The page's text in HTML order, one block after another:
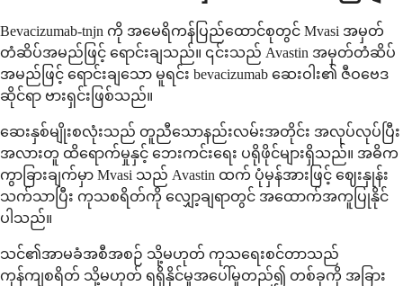
Bevacizumab-tnjn ကို အမေရိကန်ပြည်ထောင်စုတွင် Mvasi အမှတ်
တံဆိပ်အမည်ဖြင့် ရောင်းချသည်။ ၎င်းသည် Avastin အမှတ်တံဆိပ်
အမည်ဖြင့် ရောင်းချသော မူရင်း bevacizumab ဆေးဝါး၏ ဇီဝဗေဒ
ဆိုင်ရာ ဗားရှင်းဖြစ်သည်။
ဆေးနှစ်မျိုးစလုံးသည် တူညီသောနည်းလမ်းအတိုင်း အလုပ်လုပ်ပြီး
အလားတူ ထိရောက်မှုနှင့် ဘေးကင်းရေး ပရိုဖိုင်များရှိသည်။ အဓိက
ကွာခြားချက်မှာ Mvasi သည် Avastin ထက် ပုံမှန်အားဖြင့် ဈေးနှုန်း
သက်သာပြီး ကုသစရိတ်ကို လျှော့ချရာတွင် အထောက်အကူပြုနိုင်
ပါသည်။
သင်၏အာမခံအစီအစဉ် သို့မဟုတ် ကုသရေးစင်တာသည်
ကုန်ကျစရိတ် သို့မဟုတ် ရရှိနိုင်မှုအပေါ်မူတည်၍ တစ်ခုကို အခြား